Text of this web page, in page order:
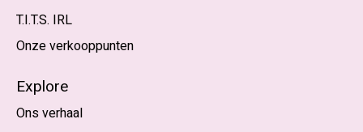
T.I.T.S. IRL
Onze verkooppunten
Explore
Ons verhaal